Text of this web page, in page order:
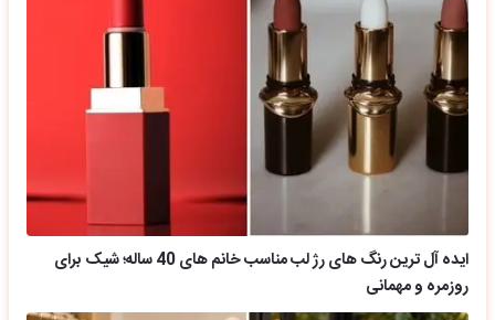
ایده آل ترین رنگ های رژ لب مناسب خانم های 40 ساله؛ شیک برای
روزمره و مهمانی